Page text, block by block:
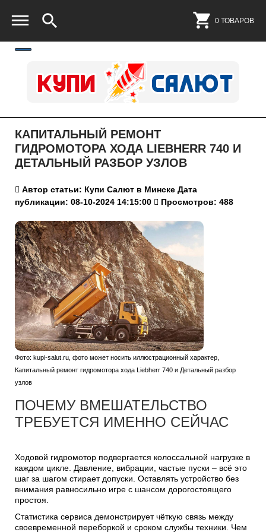
0 ТОВАРОВ
КАПИТАЛЬНЫЙ РЕМОНТ
ГИДРОМОТОРА ХОДА LIEBHERR 740 И
ДЕТАЛЬНЫЙ РАЗБОР УЗЛОВ
Автор статьи: Купи Салют в Минске Дата
публикации: 08-10-2024 14:15:00
Просмотров: 488
Фото: kupi-salut.ru, фото может носить иллюстрационный характер,
Капитальный ремонт гидромотора хода Liebherr 740 и Детальный разбор
узлов
ПОЧЕМУ ВМЕШАТЕЛЬСТВО
ТРЕБУЕТСЯ ИМЕННО СЕЙЧАС
Ходовой гидромотор подвергается колоссальной нагрузке в
каждом цикле. Давление, вибрации, частые пуски – всё это
шаг за шагом стирает допуски. Оставлять устройство без
внимания равносильно игре с шансом дорогостоящего
простоя.
Статистика сервиса демонстрирует чёткую связь между
своевременной переборкой и сроком службы техники. Чем